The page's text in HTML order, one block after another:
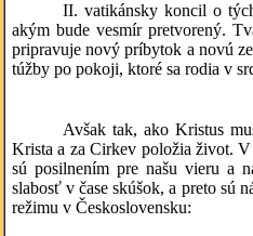
II. vatikánsky koncil o
akým bude vesmír pretvorený.
pripravuje nový príbytok a novú
túžby po pokoji, ktoré sa rodia v
Avšak tak, ako Kristus
Krista a za Cirkev položia život.
sú posilnením pre našu vieru a
slabosť v čase skúšok, a preto sú
režimu v Československu: